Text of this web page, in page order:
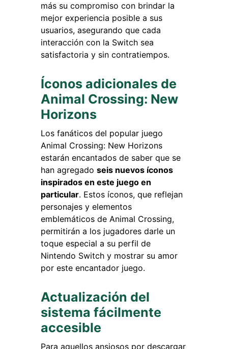
más su compromiso con brindar la
mejor experiencia posible a sus
usuarios, asegurando que cada
interacción con la Switch sea
satisfactoria y sin contratiempos.
Íconos adicionales de
Animal Crossing: New
Horizons
Los fanáticos del popular juego
Animal Crossing: New Horizons
estarán encantados de saber que se
han agregado seis nuevos íconos
inspirados en este juego en
particular. Estos íconos, que reflejan
personajes y elementos
emblemáticos de Animal Crossing,
permitirán a los jugadores darle un
toque especial a su perfil de
Nintendo Switch y mostrar su amor
por este encantador juego.
Actualización del
sistema fácilmente
accesible
Para aquellos ansiosos por descargar